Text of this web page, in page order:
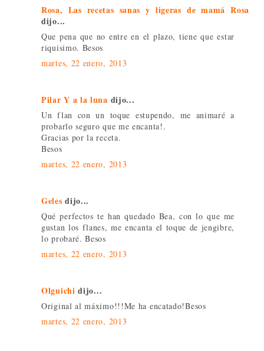
Rosa, Las recetas sanas y ligeras de mamá Rosa
dijo...
Que pena que no entre en el plazo, tiene que estar
riquisimo. Besos
martes, 22 enero, 2013
Pilar Y a la luna dijo...
Un flan con un toque estupendo, me animaré a
probarlo seguro que me encanta!.
Gracias por la receta.
Besos
martes, 22 enero, 2013
Geles dijo...
Qué perfectos te han quedado Bea, con lo que me
gustan los flanes, me encanta el toque de jengibre,
lo probaré. Besos
martes, 22 enero, 2013
Olguichi dijo...
Original al máximo!!!Me ha encatado!Besos
martes, 22 enero, 2013